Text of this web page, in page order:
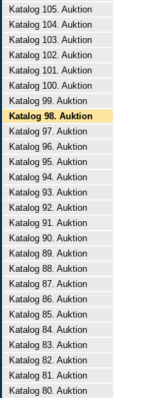
Katalog 105. Auktion
Katalog 104. Auktion
Katalog 103. Auktion
Katalog 102. Auktion
Katalog 101. Auktion
Katalog 100. Auktion
Katalog 99. Auktion
Katalog 98. Auktion
Katalog 97. Auktion
Katalog 96. Auktion
Katalog 95. Auktion
Katalog 94. Auktion
Katalog 93. Auktion
Katalog 92. Auktion
Katalog 91. Auktion
Katalog 90. Auktion
Katalog 89. Auktion
Katalog 88. Auktion
Katalog 87. Auktion
Katalog 86. Auktion
Katalog 85. Auktion
Katalog 84. Auktion
Katalog 83. Auktion
Katalog 82. Auktion
Katalog 81. Auktion
Katalog 80. Auktion